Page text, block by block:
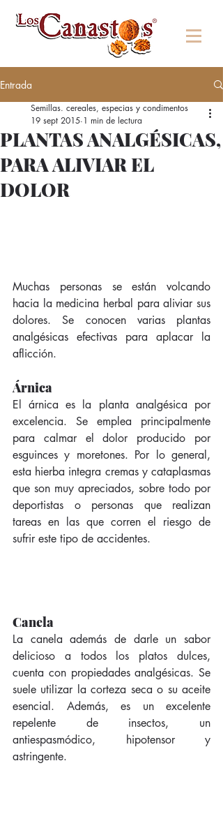
Entrada
PLANTAS ANALGÉSICAS,
PARA ALIVIAR EL
DOLOR
Semillas. cereales, especias y condimentos
19 sept 2015 1 min de lectura
Muchas personas se están volcando
hacia la medicina herbal para aliviar sus
dolores. Se conocen varias plantas
analgésicas efectivas para aplacar la
aflicción.
Árnica
El árnica es la planta analgésica por
excelencia. Se emplea principalmente
para calmar el dolor producido por
esguinces y moretones. Por lo general,
esta hierba integra cremas y cataplasmas
que son muy apreciados, sobre todo por
deportistas o personas que realizan
tareas en las que corren el riesgo de
sufrir este tipo de accidentes.
Canela
La canela además de darle un sabor
delicioso a todos los platos dulces,
cuenta con propiedades analgésicas. Se
suele utilizar la corteza seca o su aceite
esencial. Además, es un excelente
repelente de insectos, un
antiespasmódico, hipotensor y
astringente.